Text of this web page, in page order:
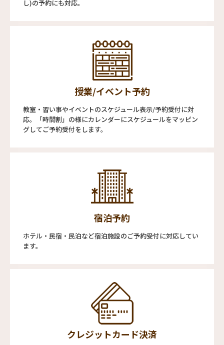
し)の予約にも対応。
授業/イベント予約
教室・習い事やイベントのスケジュール表示/予約受付に対
応。「時間割」の様にカレンダーにスケジュールをマッピン
グしてご予約受付をします。
宿泊予約
ホテル・民宿・民泊など宿泊施設のご予約受付に対応してい
ます。
クレジットカード決済